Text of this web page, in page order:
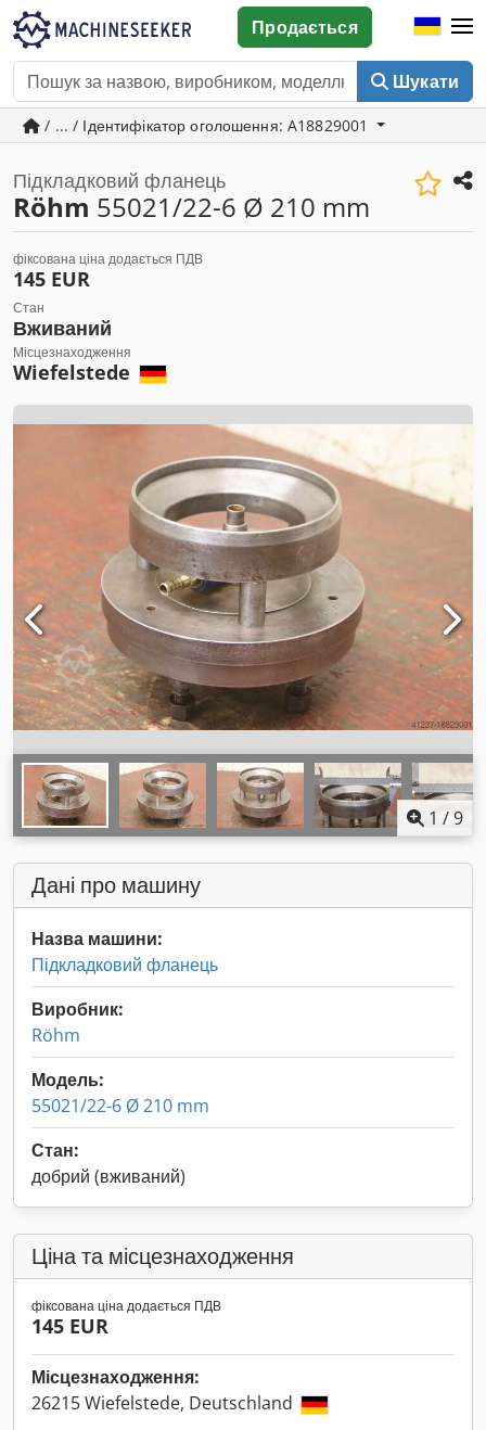
Шукати
Продається
/ ... / Ідентифікатор оголошення: A18829001
Підкладковий фланець
Röhm 55021/22-6 Ø 210 mm
фіксована ціна додається ПДВ
145 EUR
Стан
Вживаний
Місцезнаходження
Wiefelstede
1 /9
Дані про машину
Назва машини:
Підкладковий фланець
Виробник:
Röhm
Модель:
55021/22-6 Ø 210 mm
Стан:
добрий (вживаний)
Ціна та місцезнаходження
фіксована ціна додається ПДВ
145 EUR
Місцезнаходження:
26215 Wiefelstede, Deutschland